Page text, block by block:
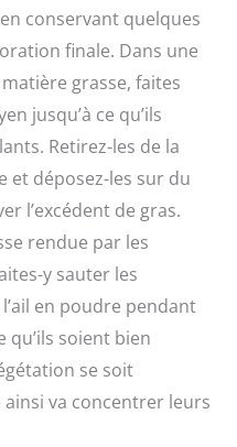
conservant quelques
finale. Dans une
grasse, faites
jusqu’à ce qu’ils
Retirez-les de la
et déposez-les sur du
l’excédent de gras.
rendue par les
y sauter les
en poudre pendant
qu’ils soient bien
se soit
ainsi va concentrer leurs